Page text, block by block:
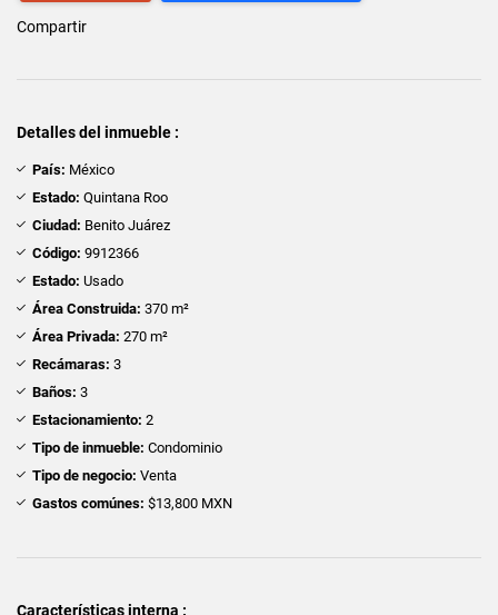
Compartir
Detalles del inmueble :
País: México
Estado: Quintana Roo
Ciudad: Benito Juárez
Código: 9912366
Estado: Usado
Área Construida: 370 m²
Área Privada: 270 m²
Recámaras: 3
Baños: 3
Estacionamiento: 2
Tipo de inmueble: Condominio
Tipo de negocio: Venta
Gastos comúnes: $13,800 MXN
Características interna :